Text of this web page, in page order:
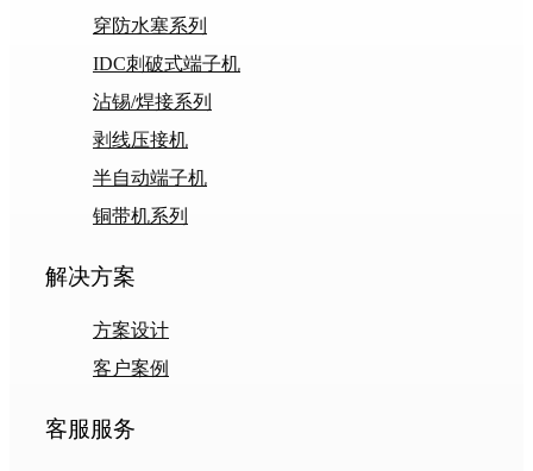
穿防水塞系列
IDC刺破式端子机
沾锡/焊接系列
剥线压接机
半自动端子机
铜带机系列
解决方案
方案设计
客户案例
客服服务